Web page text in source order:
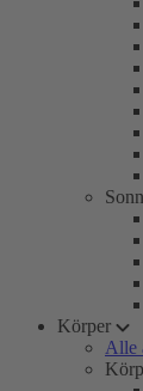
Körper
Alle